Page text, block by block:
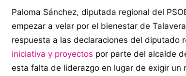
Paloma Sánchez, diputada regional del
empezar a velar por el bienestar de
respuesta a las declaraciones del diputado
iniciativa y proyectos por parte del alcalde
esta falta de liderazgo en lugar de exigir un